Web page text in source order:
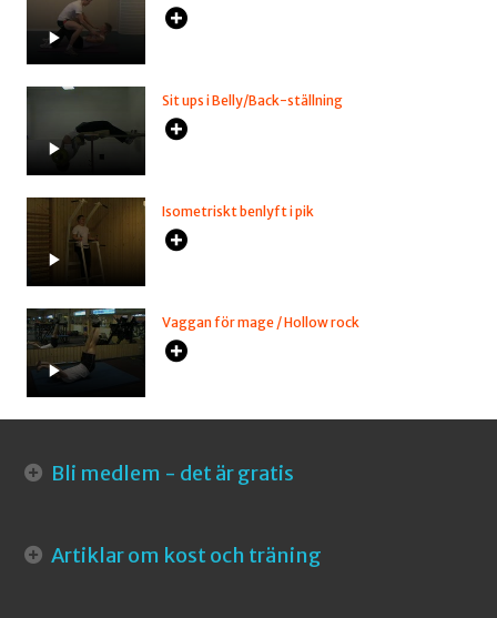
Sit ups i Belly/Back-ställning
Isometriskt benlyft i pik
Vaggan för mage / Hollow rock
Bli medlem - det är gratis
Artiklar om kost och träning